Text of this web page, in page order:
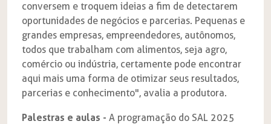
conversem e troquem ideias a fim de detectarem
oportunidades de negócios e parcerias. Pequenas e
grandes empresas, empreendedores, autônomos,
todos que trabalham com alimentos, seja agro,
comércio ou indústria, certamente pode encontrar
aqui mais uma forma de otimizar seus resultados,
parcerias e conhecimento", avalia a produtora.
Palestras e aulas - A programação do SAL 2025